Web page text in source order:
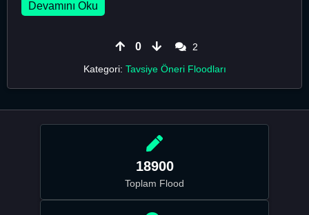
Devamını Oku
0
2
Kategori: Tavsiye Öneri Floodları
18900
Toplam Flood